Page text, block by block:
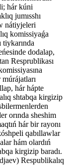
hár kúni
jumısshı
nátiyjeleri
komissiyaǵa
tiykarında
dodalap,
Resprublikası
hár hápte
shtabqa kirgizip
orında sheshim
hár bir rayonı
qabıllawlar
hám olardıń
kirgizip baradı.
Respublikalıq